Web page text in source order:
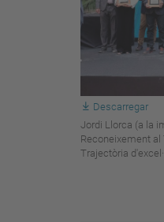
Descarregar
Jordi Llorca (a la
Reconeixement al
Trajectòria